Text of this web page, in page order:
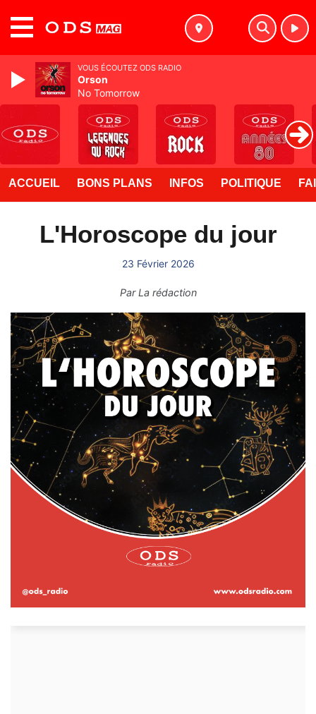
ACCUEIL BONS PLANS INFOS POLITIQUE
L'Horoscope du jour
23 Février 2026
ParLa rédaction
VOUS ÉCOUTEZ ODS RADIO
Orson
No Tomorrow